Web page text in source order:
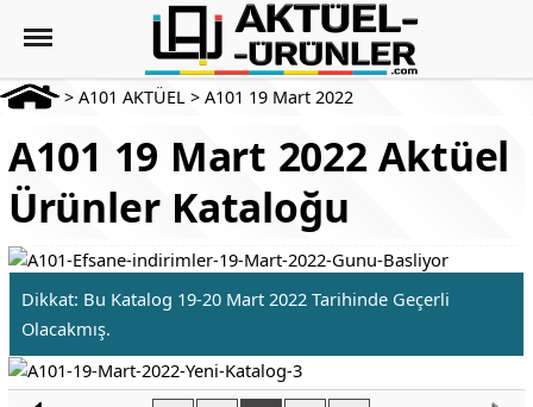
> A101 AKTÜEL > A101 19 Mart 2022
A101 19 Mart 2022 Aktüel
Ürünler Kataloğu
Dikkat: Bu Katalog 19-20 Mart 2022 Tarihinde Geçerli
Olacakmış.